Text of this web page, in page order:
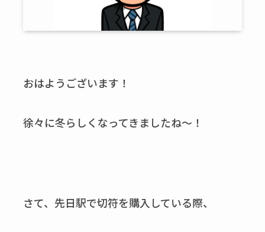
おはようございます！
徐々に冬らしくなってきましたね～！
さて、先日駅で切符を購入している際、